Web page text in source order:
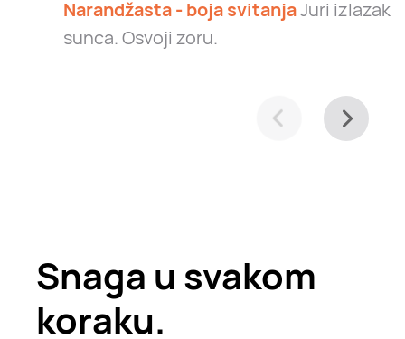
Narandžasta - boja svitanjaJuri izlazak
sunca. Osvoji zoru.
Snaga u svakom
koraku.